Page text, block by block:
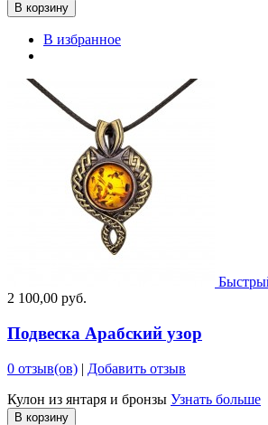
В корзину
В избранное
2 100,00 руб.
Подвеска Арабский узор
0 отзыв(ов) | Добавить отзыв
Кулон из янтаря и бронзы Узнать больше
В корзину